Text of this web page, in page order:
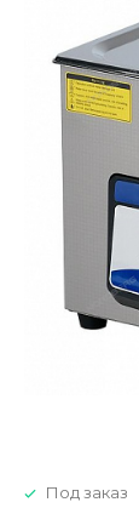
Под заказ